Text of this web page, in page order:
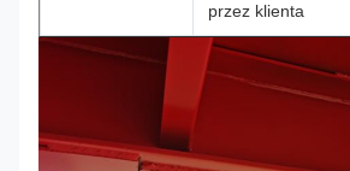
przez klienta